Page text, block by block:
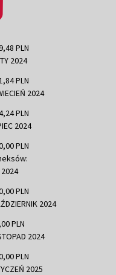
PLN
2024
PLN
2024
PLN
2024
PLN
2024
PLN
2024
PLN
2024
PLN
2025